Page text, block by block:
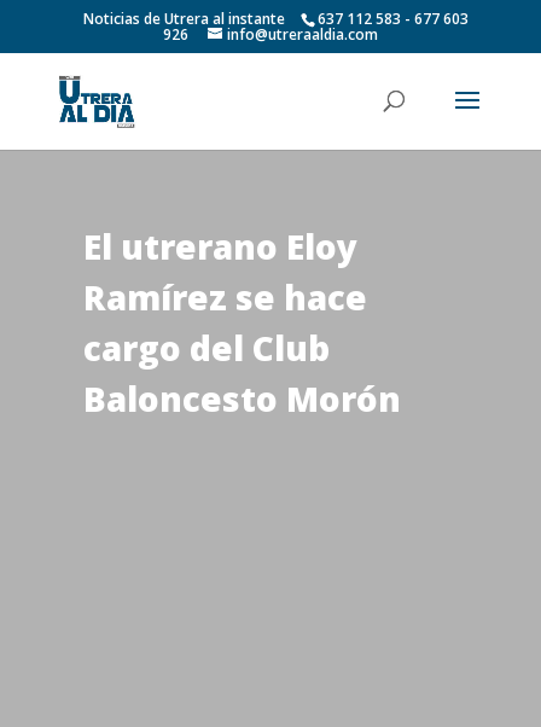
Noticias de Utrera al instante 637 112 583 - 677 603
926 info@utreraaldia.com
El utrerano Eloy
Ramírez se hace
cargo del Club
Baloncesto Morón